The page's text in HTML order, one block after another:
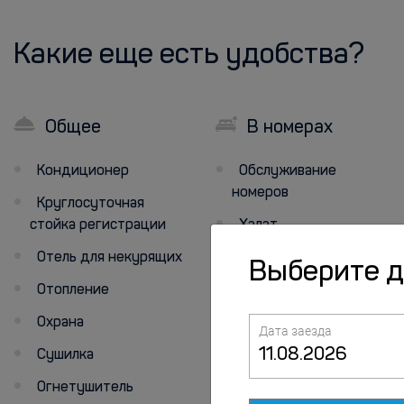
Какие еще есть удобства?
Общее
Кондиционер
Круглосуточная
стойка регистрации
Отель для некурящих
Отопление
Охрана
Сушилка
Огнетушитель
В номерах
Обслуживание
номеров
Халат
Выберите
Дата заезда